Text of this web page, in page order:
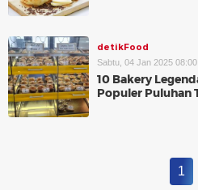
detikFood
Sabtu, 04 Jan 2025
10 Bakery
Populer Puluhan
1